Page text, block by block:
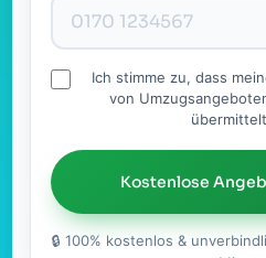
Ich stimme zu, dass
von
Kostenlose
🔒 100% kostenlos &